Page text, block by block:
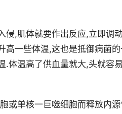
侵,肌体就要作出反应,立即调
高一些体温,这也是抵御病菌
体温高了供血量就大,头就容
或单核一巨噬细胞而释放内